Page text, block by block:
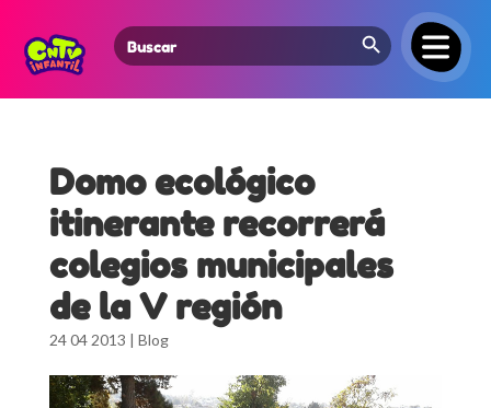
Search
for:
Search Button
Domo ecológico
itinerante recorrerá
colegios municipales
de la V región
24 04 2013 | Blog